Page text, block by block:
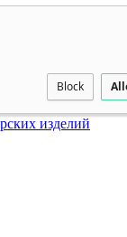
Block
изделий